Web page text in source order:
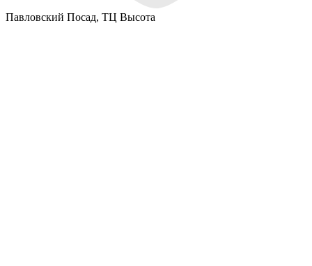
Павловский Посад, ТЦ Высота